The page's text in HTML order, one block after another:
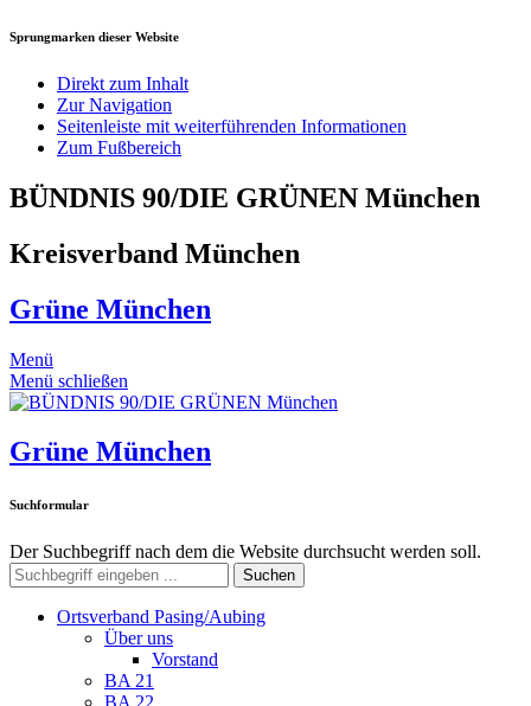
Sprungmarken dieser Website
Direkt zum Inhalt
Zur Navigation
Seitenleiste mit weiterführenden Informationen
Zum Fußbereich
BÜNDNIS 90/DIE GRÜNEN München
Kreisverband München
Grüne München
Menü
Menü schließen
Grüne München
Suchformular
Der Suchbegriff nach dem die Website durchsucht werden soll.
Suchen
Ortsverband Pasing/Aubing
Über uns
Vorstand
BA 21